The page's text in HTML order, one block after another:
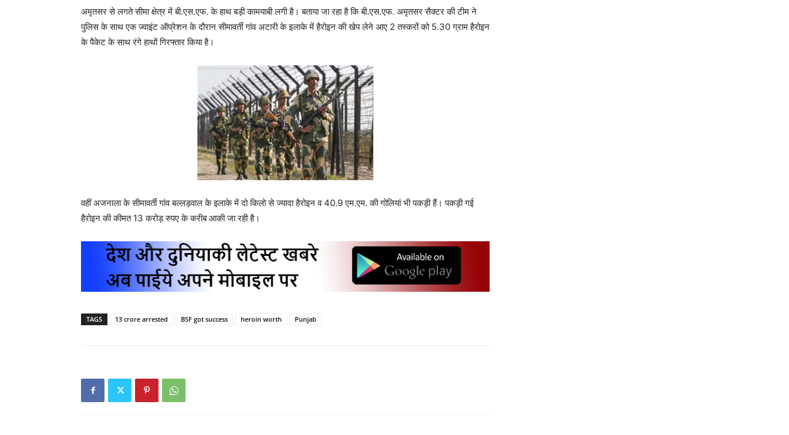
अमृतसर से लगते सीमा क्षेत्र में बी.एस.एफ. के हाथ बड़ी कामयाबी लगी है। बताया जा रहा है कि बी.एस.एफ. अमृतसर सैक्टर की टीम ने
पुलिस के साथ एक ज्वाइंट ऑप्रेशन के दौरान सीमावर्ती गांव अटारी के इलाके में हैरोइन की खेप लेने आए 2 तस्करों को 5.30 ग्राम हैरोइन
के पैकेट के साथ रंगे हाथों गिरफ्तार किया है।
वहीं अजनाला के सीमावर्ती गांव बल्लड़वाल के इलाके में दो किलो से ज्यादा हैरोइन व 40.9 एम.एम. की गोलियां भी पकड़ी हैं। पकड़ी गई
हैरोइन की कीमत 13 करोड़ रुपए के करीब आकी जा रही है।
TAGS 13 crore arrested BSF got success heroin worth Punjab